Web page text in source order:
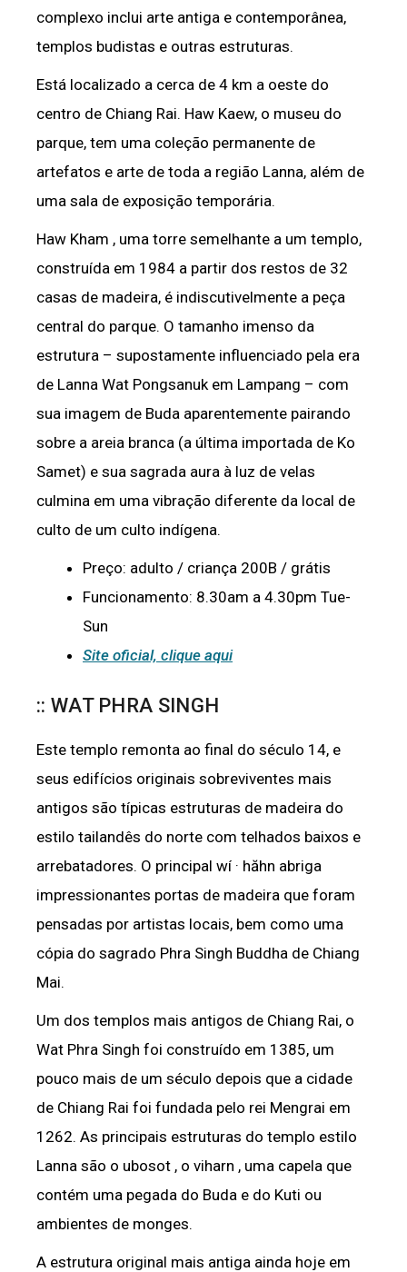
complexo inclui arte antiga e contemporânea,
templos budistas e outras estruturas.
Está localizado a cerca de 4 km a oeste do
centro de Chiang Rai. Haw Kaew, o museu do
parque, tem uma coleção permanente de
artefatos e arte de toda a região Lanna, além de
uma sala de exposição temporária.
Haw Kham , uma torre semelhante a um templo,
construída em 1984 a partir dos restos de 32
casas de madeira, é indiscutivelmente a peça
central do parque. O tamanho imenso da
estrutura – supostamente influenciado pela era
de Lanna Wat Pongsanuk em Lampang – com
sua imagem de Buda aparentemente pairando
sobre a areia branca (a última importada de Ko
Samet) e sua sagrada aura à luz de velas
culmina em uma vibração diferente da local de
culto de um culto indígena.
Preço: adulto / criança 200B / grátis
Funcionamento: 8.30am a 4.30pm Tue-
Sun
Site oficial, clique aqui
:: WAT PHRA SINGH
Este templo remonta ao final do século 14, e
seus edifícios originais sobreviventes mais
antigos são típicas estruturas de madeira do
estilo tailandês do norte com telhados baixos e
arrebatadores. O principal wí · hăhn abriga
impressionantes portas de madeira que foram
pensadas por artistas locais, bem como uma
cópia do sagrado Phra Singh Buddha de Chiang
Mai.
Um dos templos mais antigos de Chiang Rai, o
Wat Phra Singh foi construído em 1385, um
pouco mais de um século depois que a cidade
de Chiang Rai foi fundada pelo rei Mengrai em
1262. As principais estruturas do templo estilo
Lanna são o ubosot , o viharn , uma capela que
contém uma pegada do Buda e do Kuti ou
ambientes de monges.
A estrutura original mais antiga ainda hoje em